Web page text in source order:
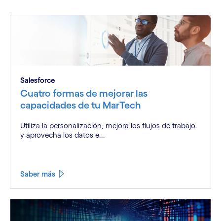
Salesforce
Cuatro formas de mejorar las
capacidades de tu MarTech
Utiliza la personalización, mejora los flujos de trabajo
y aprovecha los datos e...
Saber más